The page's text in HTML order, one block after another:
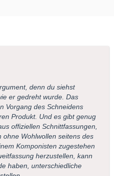
denn du siehst
er gedreht wurde. Das
Vorgang des Schneidens
Produkt. Und es gibt genug
offiziellen Schnittfassungen,
ohne Wohlwollen seitens des
Komponisten zugestehen
herzustellen, kann
haben, unterschiedliche